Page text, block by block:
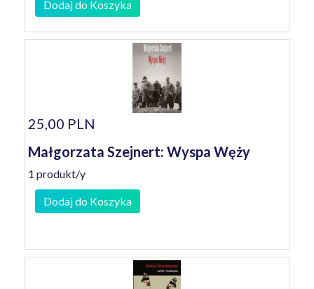
Dodaj do Koszyka
25,00 PLN
Małgorzata Szejnert: Wyspa Węży
1 produkt/y
Dodaj do Koszyka